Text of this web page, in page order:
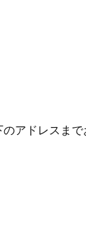
アドレスまで